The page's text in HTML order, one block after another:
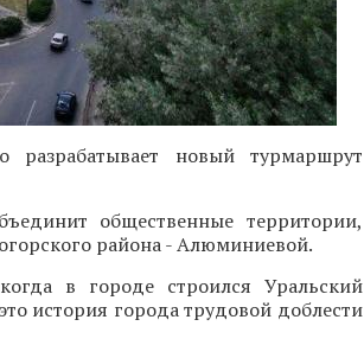
разрабатывает новый турмаршрут
общественные территории,
района - Алюминиевой.
в городе строился Уральский
история города трудовой доблести